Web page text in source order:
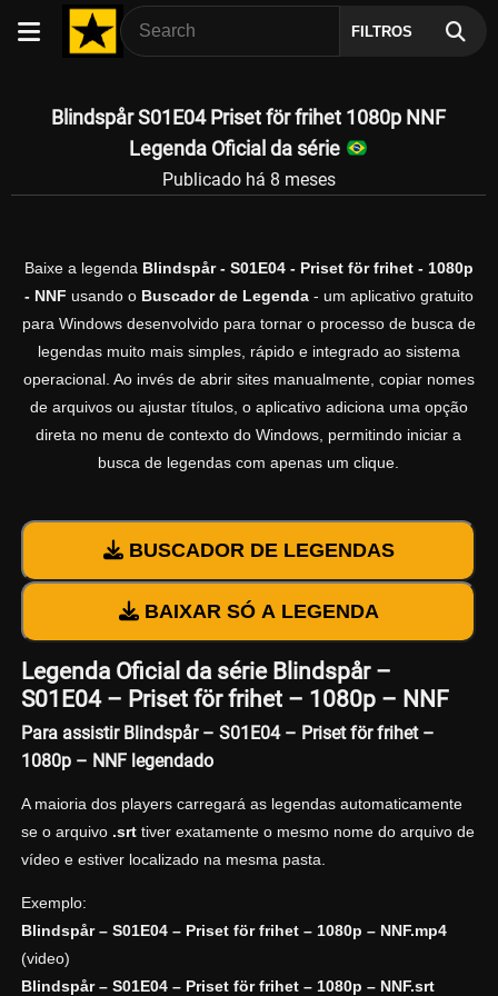
FILTROS
Blindspår S01E04 Priset för frihet 1080p NNF
Legenda Oficial da série
Publicado há 8 meses
Baixe a legenda Blindspår - S01E04 - Priset för frihet - 1080p
- NNF usando o Buscador de Legenda- um aplicativo gratuito
para Windows desenvolvido para tornar o processo de busca de
legendas muito mais simples, rápido e integrado ao sistema
operacional. Ao invés de abrir sites manualmente, copiar nomes
de arquivos ou ajustar títulos, o aplicativo adiciona uma opção
direta no menu de contexto do Windows, permitindo iniciar a
busca de legendas com apenas um clique.
BUSCADOR DE LEGENDAS
BAIXAR SÓ A LEGENDA
Legenda Oficial da série Blindspår –
S01E04 – Priset för frihet – 1080p – NNF
Para assistir Blindspår – S01E04 – Priset för frihet –
1080p – NNF legendado
A maioria dos players carregará as legendas automaticamente
se o arquivo .srttiver exatamente o mesmo nome do arquivo de
vídeo e estiver localizado na mesma pasta.
Exemplo:
Blindspår – S01E04 – Priset för frihet – 1080p – NNF.mp4
(video)
Blindspår – S01E04 – Priset för frihet – 1080p – NNF.srt